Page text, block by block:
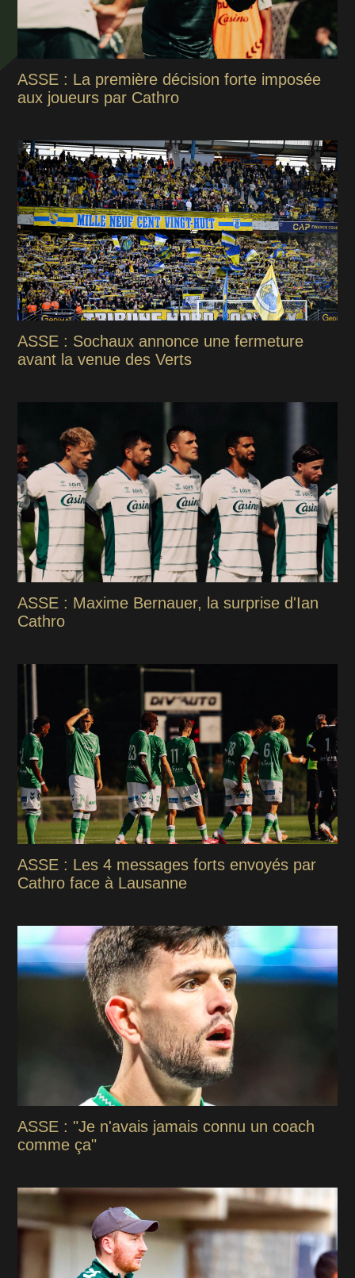
ASSE : La première décision forte imposée
aux joueurs par Cathro
ASSE : Sochaux annonce une fermeture
avant la venue des Verts
ASSE : Maxime Bernauer, la surprise d'Ian
Cathro
ASSE : Les 4 messages forts envoyés par
Cathro face à Lausanne
ASSE : "Je n'avais jamais connu un coach
comme ça"